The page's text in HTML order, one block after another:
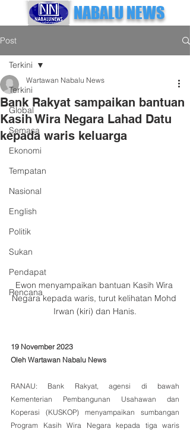
NABALU NEWS
Post
Terkini
Global
Semasa
Ekonomi
Tempatan
Nasional
English
Politik
Sukan
Pendapat
Rencana
Terkini
Bank Rakyat sampaikan bantuan
Kasih Wira Negara Lahad Datu
kepada waris keluarga
Wartawan Nabalu News
Ewon menyampaikan bantuan Kasih Wira
Negara kepada waris, turut kelihatan Mohd
Irwan (kiri) dan Hanis.
19 November 2023
Oleh Wartawan Nabalu News
RANAU: Bank Rakyat, agensi di bawah
Kementerian Pembangunan Usahawan dan
Koperasi (KUSKOP) menyampaikan sumbangan
Program Kasih Wira Negara kepada tiga waris